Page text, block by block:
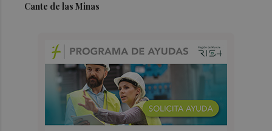
Cante de las Minas